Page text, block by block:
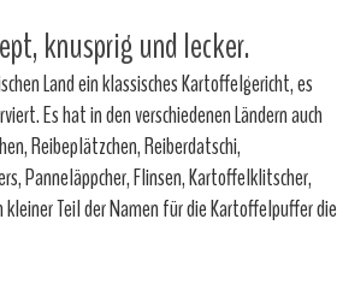
knusprig und lecker.
Land ein klassisches Kartoffelgericht, es
Es hat in den verschiedenen Ländern auch
Reibeplätzchen, Reiberdatschi,
Panneläppcher, Flinsen, Kartoffelklitscher,
Teil der Namen für die Kartoffelpuffer die